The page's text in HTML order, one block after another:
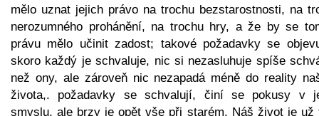
mělo uznat jejich právo na trochu bezstarostnosti, na
nerozumného prohánění, na trochu hry, a že by se
právu mělo učinit zadost; takové požadavky se
skoro každý je schvaluje, nic si nezasluhuje spíše
než ony, ale zároveň nic nezapadá méně do reality
života,. požadavky se schvalují, činí se pokusy v
smyslu, ale brzy je opět vše při starém. Náš život je už